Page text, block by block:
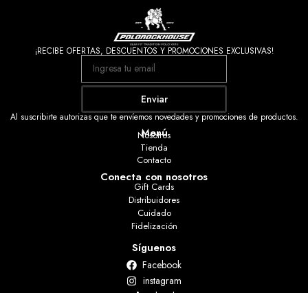
¡RECIBE OFERTAS, DESCUENTOS Y PROMOCIONES EXCLUSIVAS!
Enviar
Al suscribirte autorizas que te envíemos novedades y promociones de productos.
Menú
Nosotros
Tienda
Contacto
Conecta con nosotros
Gift Cards
Distribuidores
Cuidado
Fidelización
Síguenos
Facebook
instagram